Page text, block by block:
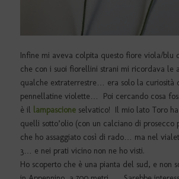
Infine mi aveva colpita questo fiore viola/blu
che con i suoi fiorellini strani mi ricordava le
qualche extraterrestre… era solo la curiosità
pennellatine violette… Poi cercando cosa
è il lampascioneselvatico! Il mio lato Toro ha
quelli sotto’olio (con un calciano di
che ho assaggiato così di rado… ma nel
3… e nei prati vicino non ne ho visti.
Ho scoperto che è una pianta del sud, e non